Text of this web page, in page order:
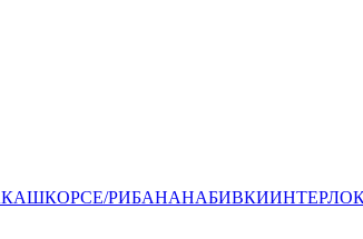
КАШКОРСЕ/РИБАНАНАБИВКИ